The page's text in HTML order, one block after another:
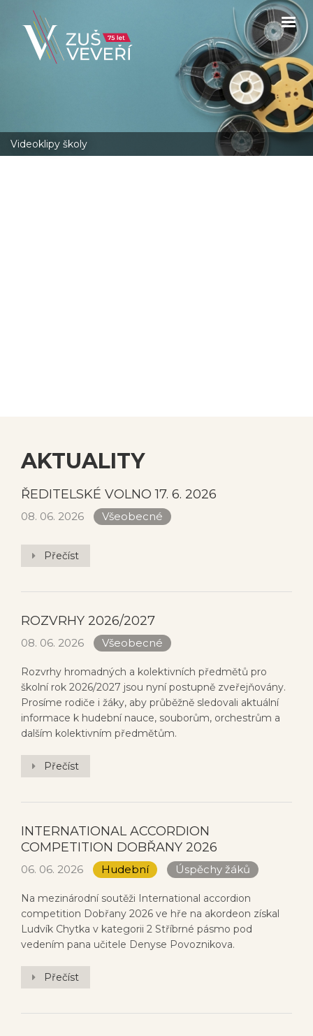
Videoklipy školy
AKTUALITY
ŘEDITELSKÉ VOLNO 17. 6. 2026
08. 06. 2026 Všeobecné
Přečíst
ROZVRHY 2026/2027
08. 06. 2026 Všeobecné
Rozvrhy hromadných a kolektivních předmětů pro
školní rok 2026/2027 jsou nyní postupně zveřejňovány.
Prosíme rodiče i žáky, aby průběžně sledovali aktuální
informace k hudební nauce, souborům, orchestrům a
dalším kolektivním předmětům.
Přečíst
INTERNATIONAL ACCORDION
COMPETITION DOBŘANY 2026
06. 06. 2026 Hudební Úspěchy žáků
Na mezinárodní soutěži International accordion
competition Dobřany 2026 ve hře na akordeon získal
Ludvík Chytka v kategorii 2 Stříbrné pásmo pod
vedením pana učitele Denyse Povoznikova.
Přečíst